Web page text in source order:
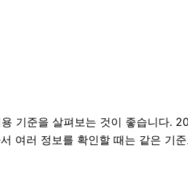
기준을 살펴보는 것이 좋습니다.
여러 정보를 확인할 때는 같은 기